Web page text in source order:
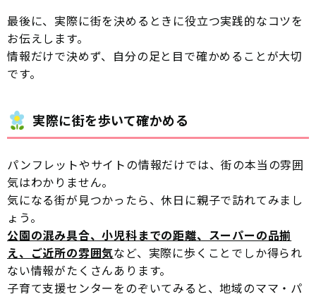
最後に、実際に街を決めるときに役立つ実践的なコツを
お伝えします。
情報だけで決めず、自分の足と目で確かめることが大切
です。
実際に街を歩いて確かめる
パンフレットやサイトの情報だけでは、街の本当の雰囲
気はわかりません。
気になる街が見つかったら、休日に親子で訪れてみまし
ょう。
公園の混み具合、小児科までの距離、スーパーの品揃
え、ご近所の雰囲気など、実際に歩くことでしか得られ
ない情報がたくさんあります。
子育て支援センターをのぞいてみると、地域のママ・パ